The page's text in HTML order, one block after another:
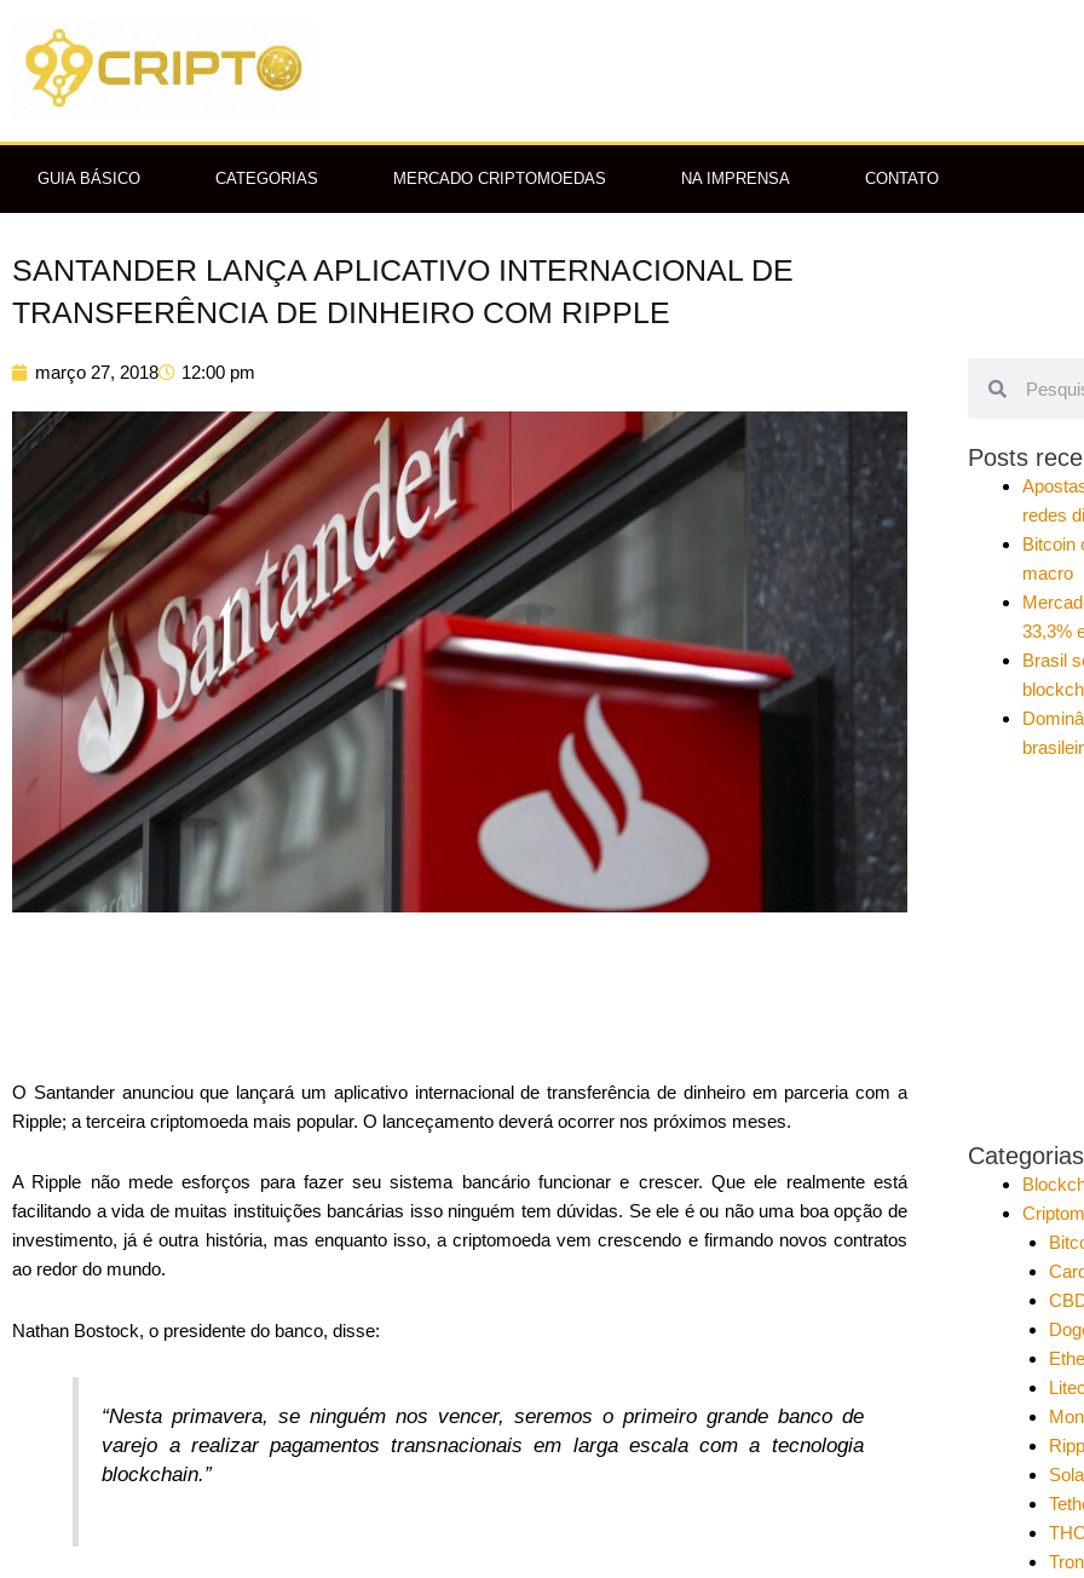
para
conteúdo
GUIA BÁSICO CATEGORIAS MERCADO CRIPTOMOEDAS NA IMPRENSA CONTATO
SANTANDER LANÇA APLICATIVO INTERNACIONAL DE
TRANSFERÊNCIA DE DINHEIRO COM RIPPLE
março 27, 2018 12:00 pm
O Santander anunciou que lançará um aplicativo internacional de transferência de dinheiro em parceria com a
Ripple; a terceira criptomoeda mais popular. O lanceçamento deverá ocorrer nos próximos meses.
A Ripple não mede esforços para fazer seu sistema bancário funcionar e crescer. Que ele realmente está
facilitando a vida de muitas instituições bancárias isso ninguém tem dúvidas. Se ele é ou não uma boa opção de
investimento, já é outra história, mas enquanto isso, a criptomoeda vem crescendo e firmando novos contratos
ao redor do mundo.
Nathan Bostock, o presidente do banco, disse:
“Nesta primavera, se ninguém nos vencer, seremos o primeiro grande banco de
varejo a realizar pagamentos transnacionais em larga escala com a tecnologia
blockchain.”
Posts
redes
Bitcoin
macro
33,3%
Brasil
Categorias
Tron